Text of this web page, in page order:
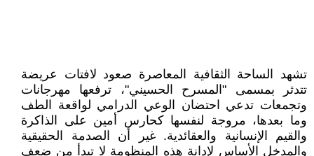
تشهد الساحة الثقافية المعاصرة صعود لافتات عريضة
تتدثر بمسمى "المسرح الحسيني"، ترفعها مهرجانات
وتجمعات تدعي احتضان الوعي الدرامي لواقعة الطف
وما بعدها، مروجة لنفسها كحارس أمين على الذاكرة
والقيم الإنسانية والعقائدية. غير أن الصدمة الحقيقية
والمدخل الأساس لإدانة هذه المنظومة لا تبدأ من ضعف